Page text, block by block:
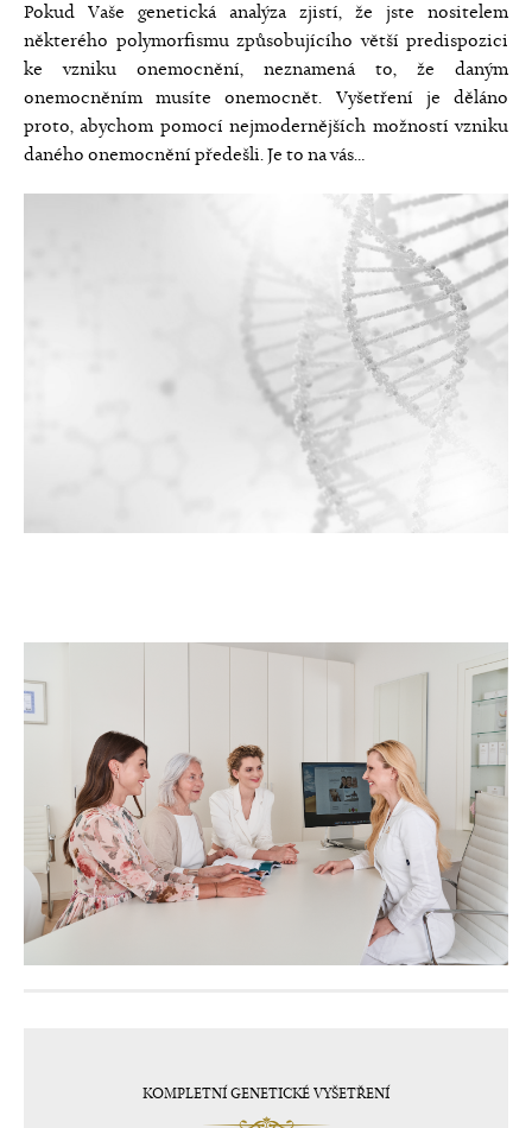
Pokud Vaše genetická analýza zjistí, že jste nositelem
některého polymorfismu způsobujícího větší predispozici
ke vzniku onemocnění, neznamená to, že daným
onemocněním musíte onemocnět. Vyšetření je děláno
proto, abychom pomocí nejmodernějších možností vzniku
daného onemocnění předešli. Je to na vás…
KOMPLETNÍ GENETICKÉ VYŠETŘENÍ